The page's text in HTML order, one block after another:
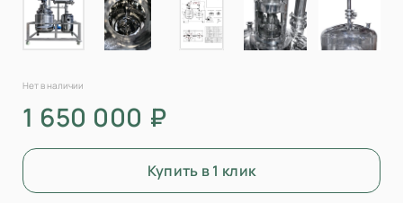
Нет в наличии
1 650 000 ₽
Купить в 1 клик